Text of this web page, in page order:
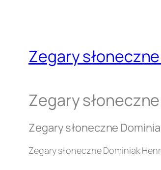
Zegary
Zegary
Zegary słoneczne
Zegary słoneczne Dominiak